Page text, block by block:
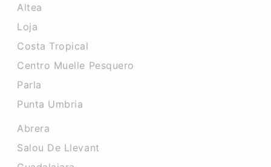
Altea
Loja
Costa Tropical
Centro Muelle Pesquero
Parla
Punta Umbria
Abrera
Salou De Llevant